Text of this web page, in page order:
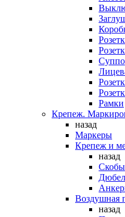
Рамки
Крепеж.
назад
Маркеры
Крепеж и
назад
Скобы
Воздушная
назад